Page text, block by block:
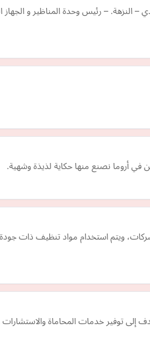
– النزهة. – رئيس وحدة المناظير و
في أروما نصنع منها حكاية لذيذة وشهية.
ويتم استخدام مواد تنظيف ذات
توفير خدمات المحاماة والاستشارات